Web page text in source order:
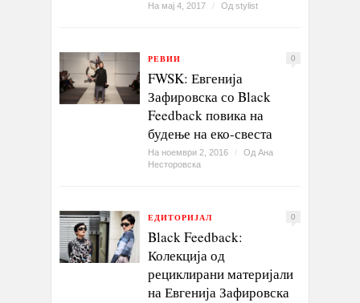
На мај 4, 2017 / Од stylist
РЕВИИ 0
FWSK: Евгенија
Зафировска со Black
Feedback повика на
будење на еко-свеста
На ноември 2, 2016 / Од Ана
Несторовска
ЕДИТОРИЈАЛ 0
Black Feedback:
Колекција од
рециклирани материјали
на Евгенија Зафировска